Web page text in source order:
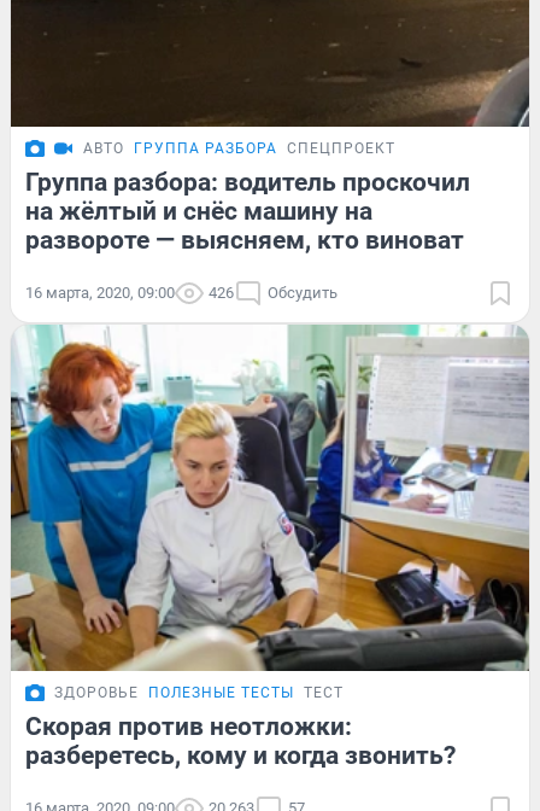
АВТО ГРУППА РАЗБОРА СПЕЦПРОЕКТ
Группа разбора: водитель проскочил
на жёлтый и снёс машину на
развороте — выясняем, кто виноват
16 марта, 2020, 09:00 426 Обсудить
ЗДОРОВЬЕ ПОЛЕЗНЫЕ ТЕСТЫ ТЕСТ
Скорая против неотложки:
разберетесь, кому и когда звонить?